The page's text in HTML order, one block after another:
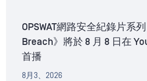
OPSWAT網路安全紀錄片系
Breach》將於 8 月 8 日在
首播
8月3、2026